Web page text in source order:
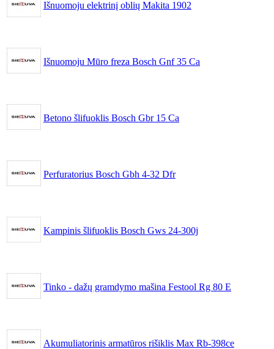
Išnuomoju elektrinį oblių Makita 1902
Išnuomoju Mūro freza Bosch Gnf 35 Ca
Betono šlifuoklis Bosch Gbr 15 Ca
Perfuratorius Bosch Gbh 4-32 Dfr
Kampinis šlifuoklis Bosch Gws 24-300j
Tinko - dažų gramdymo mašina Festool Rg 80 E
Akumuliatorinis armatūros rišiklis Max Rb-398ce